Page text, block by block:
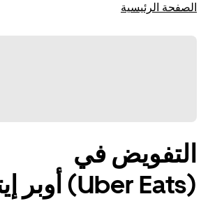
الصفحة الرئيسية
التفويض في
(Uber Eats) أوبر إيتس